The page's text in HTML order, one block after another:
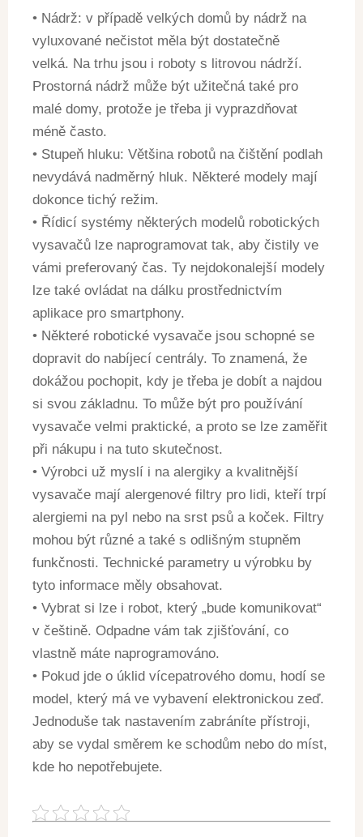
• Nádrž: v případě velkých domů by nádrž na
vyluxované nečistot měla být dostatečně
velká. Na trhu jsou i roboty s litrovou nádrží.
Prostorná nádrž může být užitečná také pro
malé domy, protože je třeba ji vyprazdňovat
méně často.
• Stupeň hluku: Většina robotů na čištění podlah
nevydává nadměrný hluk. Některé modely mají
dokonce tichý režim.
• Řídicí systémy některých modelů robotických
vysavačů lze naprogramovat tak, aby čistily ve
vámi preferovaný čas. Ty nejdokonalejší modely
lze také ovládat na dálku prostřednictvím
aplikace pro smartphony.
• Některé robotické vysavače jsou schopné se
dopravit do nabíjecí centrály. To znamená, že
dokážou pochopit, kdy je třeba je dobít a najdou
si svou základnu. To může být pro používání
vysavače velmi praktické, a proto se lze zaměřit
při nákupu i na tuto skutečnost.
• Výrobci už myslí i na alergiky a kvalitnější
vysavače mají alergenové filtry pro lidi, kteří trpí
alergiemi na pyl nebo na srst psů a koček. Filtry
mohou být různé a také s odlišným stupněm
funkčnosti. Technické parametry u výrobku by
tyto informace měly obsahovat.
• Vybrat si lze i robot, který „bude komunikovat“
v češtině. Odpadne vám tak zjišťování, co
vlastně máte naprogramováno.
• Pokud jde o úklid vícepatrového domu, hodí se
model, který má ve vybavení elektronickou zeď.
Jednoduše tak nastavením zabráníte přístroji,
aby se vydal směrem ke schodům nebo do míst,
kde ho nepotřebujete.